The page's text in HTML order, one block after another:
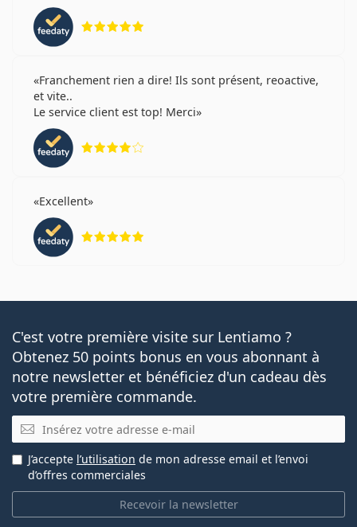
Franchement rien a dire! Ils sont présent, reoactive,
et vite..
Le service client est top! Merci
Excellent
C'est votre première visite sur Lentiamo ?
Obtenez 50 points bonus en vous abonnant à
notre newsletter et bénéficiez d'un cadeau dès
votre première commande.
E-mail
Recevoir la newsletter
J’accepte l’utilisation de mon adresse email et l’envoi
d’offres commerciales